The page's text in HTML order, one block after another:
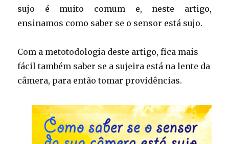
sujo é muito comum e, neste artigo,
ensinamos como saber se o sensor está sujo.
Com a metotodologia deste artigo, fica mais
fácil também saber se a sujeira está na lente da
câmera, para então tomar providências.